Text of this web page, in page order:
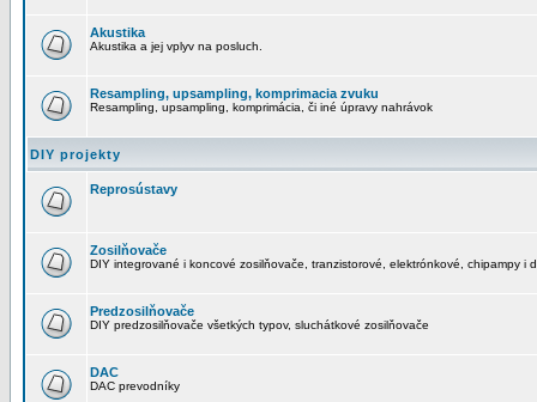
Akustika
Akustika a jej vplyv na posluch.
Resampling, upsampling, komprimacia zvuku
Resampling, upsampling, komprimácia, či iné úpravy nahrávok
DIY projekty
Reprosústavy
Zosilňovače
DIY integrované i koncové zosilňovače, tranzistorové, elektrónkové, chipampy i
Predzosilňovače
DIY predzosilňovače všetkých typov, sluchátkové zosilňovače
DAC
DAC prevodníky